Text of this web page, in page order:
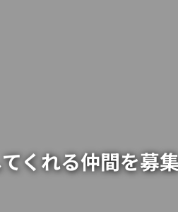
くれる仲間を募集